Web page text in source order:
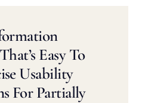
Easy To
Usability
For Partially